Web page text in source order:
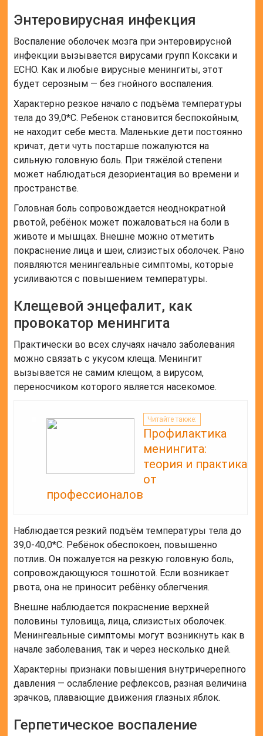
Энтеровирусная инфекция
Воспаление оболочек мозга при энтеровирусной
инфекции вызывается вирусами групп Коксаки и
ЕСНО. Как и любые вирусные менингиты, этот
будет серозным — без гнойного воспаления.
Характерно резкое начало с подъёма температуры
тела до 39,0*С. Ребенок становится беспокойным,
не находит себе места. Маленькие дети постоянно
кричат, дети чуть постарше пожалуются на
сильную головную боль. При тяжёлой степени
может наблюдаться дезориентация во времени и
пространстве.
Головная боль сопровождается неоднократной
рвотой, ребёнок может пожаловаться на боли в
животе и мышцах. Внешне можно отметить
покраснение лица и шеи, слизистых оболочек. Рано
появляются менингеальные симптомы, которые
усиливаются с повышением температуры.
Клещевой энцефалит, как
провокатор менингита
Практически во всех случаях начало заболевания
можно связать с укусом клеща. Менингит
вызывается не самим клещом, а вирусом,
переносчиком которого является насекомое.
Читайте также:
Профилактика
менингита:
теория и практика
от
профессионалов
Наблюдается резкий подъём температуры тела до
39,0-40,0*С. Ребёнок обеспокоен, повышенно
потлив. Он пожалуется на резкую головную боль,
сопровождающуюся тошнотой. Если возникает
рвота, она не приносит ребёнку облегчения.
Внешне наблюдается покраснение верхней
половины туловища, лица, слизистых оболочек.
Менингеальные симптомы могут возникнуть как в
начале заболевания, так и через несколько дней.
Характерны признаки повышения внутричерепного
давления — ослабление рефлексов, разная величина
зрачков, плавающие движения глазных яблок.
Герпетическое воспаление